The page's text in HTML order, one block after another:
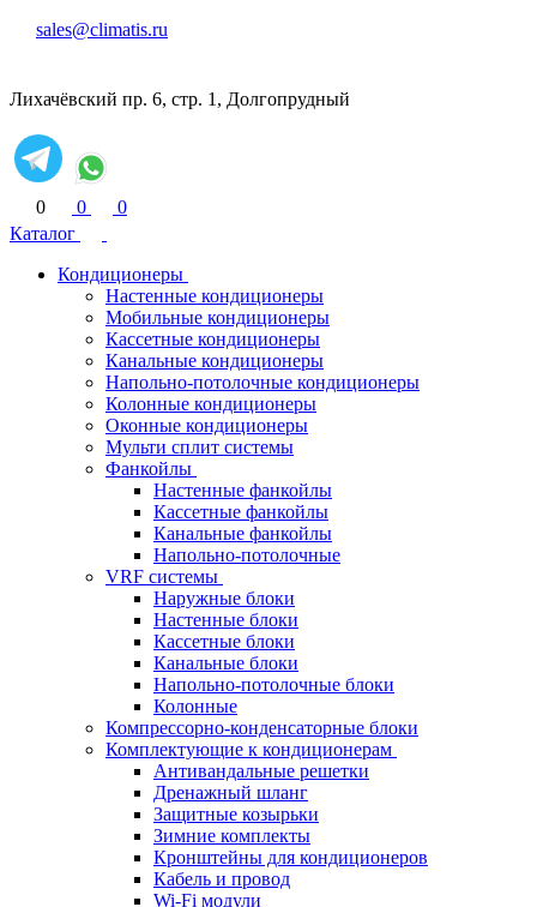
sales@climatis.ru
Лихачёвский пр. 6, стр. 1, Долгопрудный
0 0
0
Каталог
Кондиционеры
Настенные кондиционеры
Мобильные кондиционеры
Кассетные кондиционеры
Канальные кондиционеры
Напольно-потолочные кондиционеры
Колонные кондиционеры
Оконные кондиционеры
Мульти сплит системы
Фанкойлы
Настенные фанкойлы
Кассетные фанкойлы
Канальные фанкойлы
Напольно-потолочные
VRF системы
Наружные блоки
Настенные блоки
Кассетные блоки
Канальные блоки
Напольно-потолочные блоки
Колонные
Компрессорно-конденсаторные блоки
Комплектующие к кондиционерам
Антивандальные решетки
Дренажный шланг
Защитные козырьки
Зимние комплекты
Кронштейны для кондиционеров
Кабель и провод
Wi-Fi модули